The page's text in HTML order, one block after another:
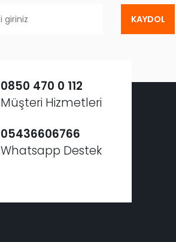
KAYDOL
0850 470 0 112
Müşteri Hizmetleri
05436606766
Whatsapp Destek